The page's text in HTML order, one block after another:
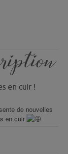
en cuir !
de nouvelles
en cuir